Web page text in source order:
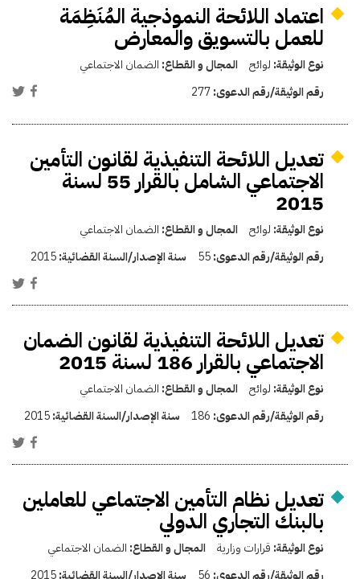
اعتماد اللائحة النموذجية المُنَظِمَة
للعمل بالتسويق والمعارض
نوع الوثيقة: لوائح المجال و القطاع: الضمان الاجتماعي
رقم الوثيقة/رقم الدعوى:277
تعديل اللائحة التنفيذية لقانون التأمين
الاجتماعي الشامل بالقرار 55 لسنة
2015
نوع الوثيقة: لوائح المجال و القطاع: الضمان الاجتماعي
رقم الوثيقة/رقم الدعوى:55 سنة الإصدار/السنة القضائية:2015
تعديل اللائحة التنفيذية لقانون الضمان
الاجتماعي بالقرار 186 لسنة 2015
نوع الوثيقة: لوائح المجال و القطاع: الضمان الاجتماعي
رقم الوثيقة/رقم الدعوى: 186 سنة الإصدار/السنة القضائية:2015
تعديل نظام التأمين الاجتماعي للعاملين
بالبنك التجاري الدولي
نوع الوثيقة: قرارات وزارية المجال و القطاع: الضمان الاجتماعي
رقم الوثيقة/رقم الدعوى: 56 سنة الإصدار/السنة القضائية:2015